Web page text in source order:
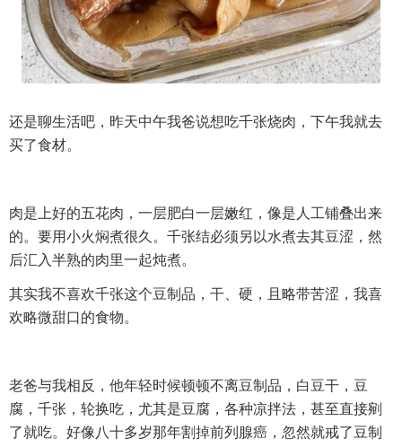
还是聊生活吧，昨天中午我爸说想吃千张烧肉，下午我就去
买了食材。
肉是上好的五花肉，一层肥白一层嫩红，像是人工铺叠出来
的。要用小火焖煮很久。千张结必须另以水煮去其豆涩，然
后汇入半熟的肉里一起炖煮。
其实我不喜欢千张这个豆制品，干、硬，且略带苦涩，我喜
欢略微甜口的食物。
老爸与我相反，他年轻时候顿顿不离豆制品，白豆干，豆
腐，千张，轮换吃，尤其是豆腐，各种凉拌法，甚至直接剜
了就吃。好像八十多岁那年割掉前列腺癌，忽然就戒了豆制